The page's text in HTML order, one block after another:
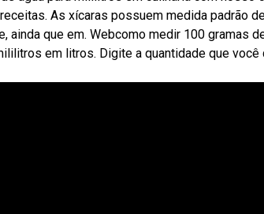
As xícaras possuem medida padrão
que em. Webcomo medir 100 gramas
em litros. Digite a quantidade que